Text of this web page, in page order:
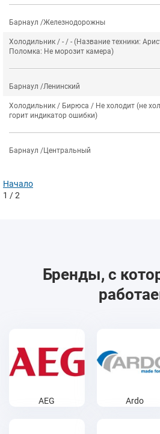
Барнаул /Железнодорожны
Холодильник / - / - (Название техники:
Поломка: Не морозит камера)
Барнаул /Ленинский
Холодильник / Бирюса / Не холодит (не
горит индикатор ошибки)
Барнаул /Центральный
Начало
1 / 2
Бренды, с
AEG Ardo